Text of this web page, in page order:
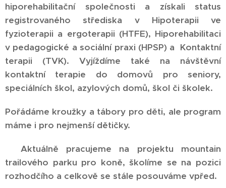
hiporehabilitační společnosti a získali status
registrovaného střediska v Hipoterapii ve
fyzioterapii a ergoterapii (HTFE), Hiporehabilitaci
v pedagogické a sociální praxi (HPSP) a Kontaktní
terapii (TVK). Vyjíždíme také na návštěvní
kontaktní terapie do domovů pro seniory,
speciálních škol, azylových domů, škol či školek.
Pořádáme kroužky a tábory pro děti, ale program
máme i pro nejmenší dětičky.
Aktuálně pracujeme na projektu mountain
trailového parku pro koně, školíme se na pozici
rozhodčího a celkově se stále posouváme vpřed.